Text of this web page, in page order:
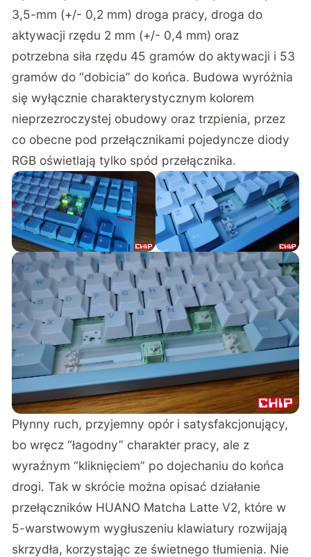
3,5-mm (+/- 0,2 mm) droga pracy, droga do
aktywacji rzędu 2 mm (+/- 0,4 mm) oraz
potrzebna siła rzędu 45 gramów do aktywacji i 53
gramów do “dobicia” do końca. Budowa wyróżnia
się wyłącznie charakterystycznym kolorem
nieprzezroczystej obudowy oraz trzpienia, przez
co obecne pod przełącznikami pojedyncze diody
RGB oświetlają tylko spód przełącznika.
Płynny ruch, przyjemny opór i satysfakcjonujący,
bo wręcz “łagodny” charakter pracy, ale z
wyraźnym “kliknięciem” po dojechaniu do końca
drogi. Tak w skrócie można opisać działanie
przełączników HUANO Matcha Latte V2, które w
5-warstwowym wygłuszeniu klawiatury rozwijają
skrzydła, korzystając ze świetnego tłumienia. Nie